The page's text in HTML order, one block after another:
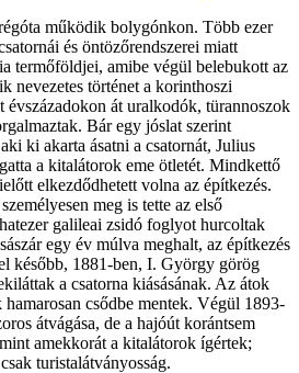
működik bolygónkon. Több ezer
és öntözőrendszerei miatt
termőföldjei, amibe végül belebukott az
nevezetes történet a korinthoszi
évszázadokon át uralkodók, türannoszok
Bár egy jóslat szerint
ki akarta ásatni a csatornát, Julius
a kitalátorok eme ötletét. Mindkettő
elkezdődhetett volna az építkezés.
meg is tette az első
galileai zsidó foglyot hurcoltak
egy év múlva meghalt, az építkezés
később, 1881-ben, I. György görög
a csatorna kiásásának. Az átok
csődbe mentek. Végül 1893-
átvágása, de a hajóút korántsem
amekkorát a kitalátorok ígértek;
turistalátványosság.